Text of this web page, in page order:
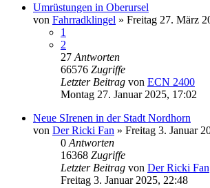
Umrüstungen in Oberursel
von Fahrradklingel » Freitag 27. März
1
2
27 Antworten
66576 Zugriffe
Letzter Beitrag von ECN 2400
Montag 27. Januar 2025, 17:02
Neue SIrenen in der Stadt Nordhorn
von Der Ricki Fan » Freitag 3. Januar
0 Antworten
16368 Zugriffe
Letzter Beitrag von Der Ricki Fan
Freitag 3. Januar 2025, 22:48